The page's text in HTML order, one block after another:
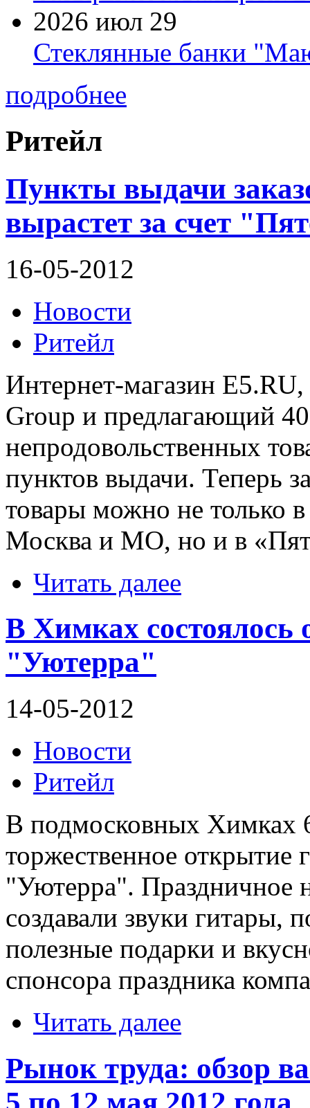
2026 июл 29
Стеклянные банки
подробнее
Ритейл
Пункты выдачи
вырастет за счет
16-05-2012
Новости
Ритейл
Интернет-магазин
Group и предлагающий
непродовольственных
пунктов выдачи. Теперь
товары можно не только
Москва и МО, но и в
Читать далее
В Химках состоялось
"Уютерра"
14-05-2012
Новости
Ритейл
В подмосковных Химках
торжественное открытие
"Уютерра". Праздничное
создавали звуки гитары,
полезные подарки и
спонсора праздника
Читать далее
Рынок труда: обзор